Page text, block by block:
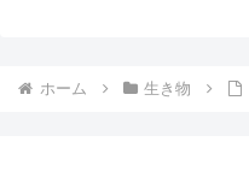
ホーム 生き物